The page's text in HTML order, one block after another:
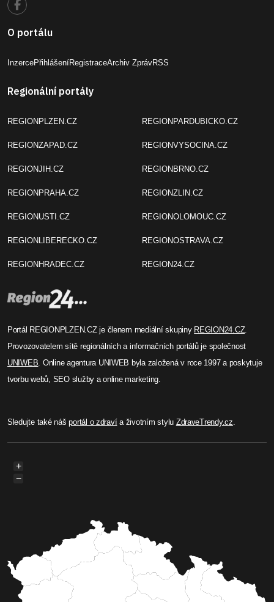
O portálu
InzercePřihlášeníRegistraceArchiv ZprávRSS
Regionální portály
REGIONPLZEN.CZ
REGIONZAPAD.CZ
REGIONJIH.CZ
REGIONPRAHA.CZ
REGIONUSTI.CZ
REGIONLIBERECKO.CZ
REGIONHRADEC.CZ
REGIONPARDUBICKO.CZ
REGIONVYSOCINA.CZ
REGIONBRNO.CZ
REGIONZLIN.CZ
REGIONOLOMOUC.CZ
REGIONOSTRAVA.CZ
REGION24.CZ
Portál REGIONPLZEN.CZ je členem mediální skupiny REGION24.CZ.
Provozovatelem sítě regionálních a informačních portálů je společnost
UNIWEB . Online agentura UNIWEB byla založená v roce 1997 a poskytuje
tvorbu webů, SEO služby a online marketing.
Sledujte také nášportál o zdravía životním stylu ZdraveTrendy.cz
+
−